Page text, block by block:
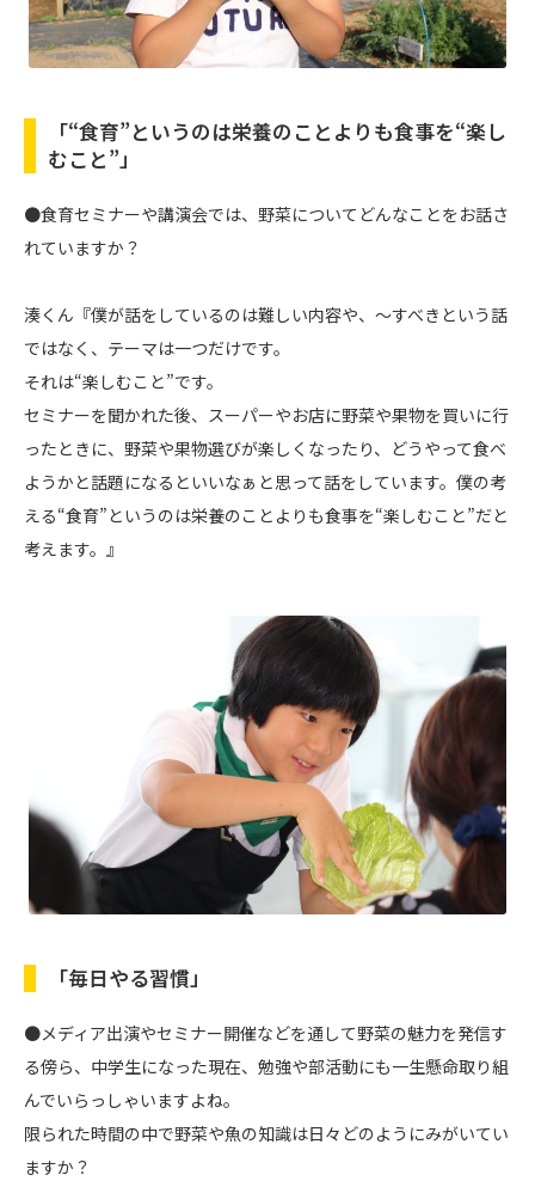
「“食育”というのは栄養のことよりも食事を“楽し
むこと”」
●食育セミナーや講演会では、野菜についてどんなことをお話さ
れていますか？
湊くん『僕が話をしているのは難しい内容や、～すべきという話
ではなく、テーマは一つだけです。
それは“楽しむこと”です。
セミナーを聞かれた後、スーパーやお店に野菜や果物を買いに行
ったときに、野菜や果物選びが楽しくなったり、どうやって食べ
ようかと話題になるといいなぁと思って話をしています。僕の考
える“食育”というのは栄養のことよりも食事を“楽しむこと”だと
考えます。』
「毎日やる習慣」
●メディア出演やセミナー開催などを通して野菜の魅力を発信す
る傍ら、中学生になった現在、勉強や部活動にも一生懸命取り組
んでいらっしゃいますよね。
限られた時間の中で野菜や魚の知識は日々どのようにみがいてい
ますか？